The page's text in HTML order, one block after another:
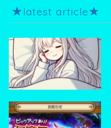
★latest article★